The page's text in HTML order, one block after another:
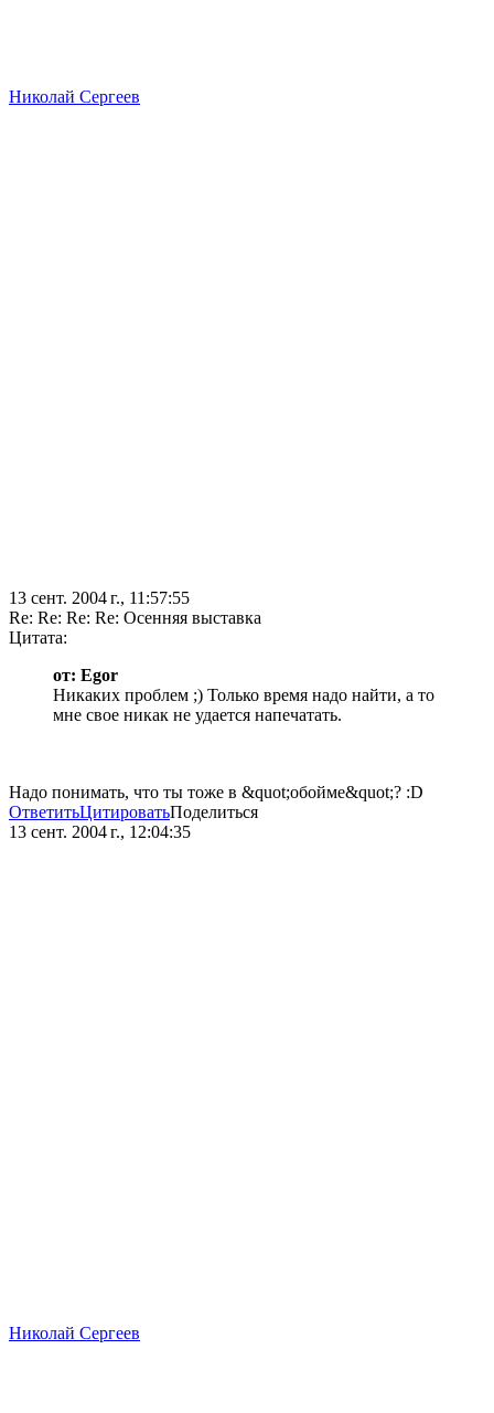
Николай Сергеев
13 сент. 2004 г., 11:57:55
Re: Re: Re: Re: Осенняя выставка
Цитата:
от: Egor
Никаких проблем ;) Только время надо найти, а то
мне свое никак не удается напечатать.
Надо понимать, что ты тоже в &quot;обойме&quot;? :D
ОтветитьЦитироватьПоделиться
13 сент. 2004 г., 12:04:35
Николай Сергеев